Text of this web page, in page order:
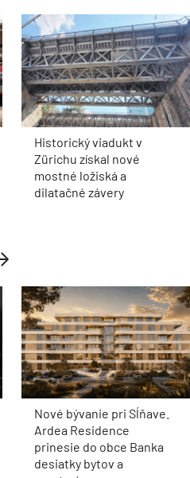
Historický viadukt v
Zürichu získal nové
mostné ložiská a
dilatačné závery
Nové bývanie pri Sĺňave.
Ardea Residence
prinesie do obce Banka
desiatky bytov a